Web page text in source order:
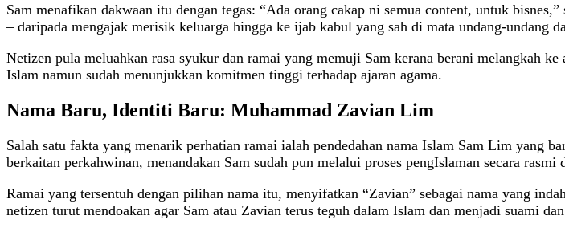
Sam menafikan dakwaan itu dengan tegas: “Ada orang cakap ni semua content, untuk
– daripada mengajak merisik keluarga hingga ke ijab kabul yang sah di mata undang-undang
Netizen pula meluahkan rasa syukur dan ramai yang memuji Sam kerana berani melangkah
Islam namun sudah menunjukkan komitmen tinggi terhadap ajaran agama.
Nama Baru, Identiti Baru: Muhammad Zavian Lim
Salah satu fakta yang menarik perhatian ramai ialah pendedahan nama Islam Sam Lim yang
berkaitan perkahwinan, menandakan Sam sudah pun melalui proses pengIslaman secara
Ramai yang tersentuh dengan pilihan nama itu, menyifatkan “Zavian” sebagai nama yang
netizen turut mendoakan agar Sam atau Zavian terus teguh dalam Islam dan menjadi suami